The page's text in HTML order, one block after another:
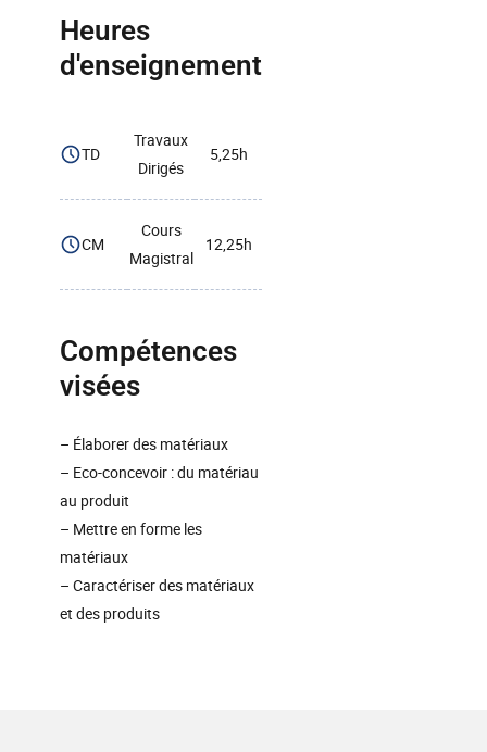
Heures
d'enseignement
TD
Travaux
Dirigés
5,25h
CM
Cours
Magistral
12,25h
Compétences
visées
– Élaborer des matériaux
– Eco-concevoir : du matériau
au produit
– Mettre en forme les
matériaux
– Caractériser des matériaux
et des produits